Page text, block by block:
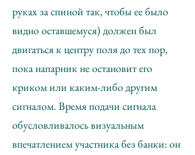
руках за спиной так, чтобы ее было
видно оставшемуся) должен был
двигаться к центру поля до тех пор,
пока напарник не остановит его
криком или каким-либо другим
сигналом. Время подачи сигнала
обусловливалось визуальным
впечатлением участника без банки: он